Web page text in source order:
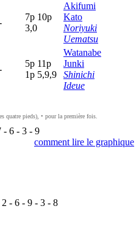
7p 10p
3,0
Akifumi
Kato
Noriyuki
Uematsu
5p 11p
1p 5,9,9
Watanabe
Junki
Shinichi
Ideue
quatre pieds), • pour la première fois.
- 6 - 3 - 9
comment lire le graphique
2 - 6 - 9 - 3 - 8